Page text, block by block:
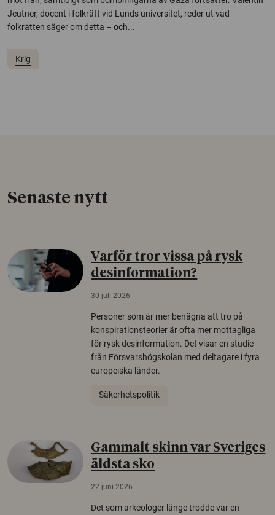
Jeutner, docent i folkrätt vid Lunds universitet, reder ut vad
folkrätten säger om detta – och...
Krig
Senaste nytt
Varför tror vissa på rysk
desinformation?
30 juli 2026
Personer som är mer benägna att tro på
konspirationsteorier är ofta mer mottagliga
för rysk desinformation. Det visar en studie
från Försvarshögskolan med deltagare i fyra
europeiska länder.
Säkerhetspolitik
Gammalt skinn var Sveriges
äldsta sko
22 juni 2026
Det som arkeologer länge trodde var en